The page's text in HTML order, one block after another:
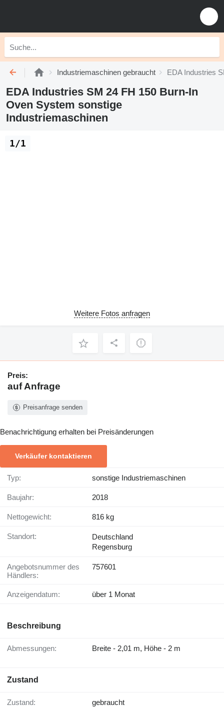
Industriemaschinen gebraucht EDA Industries
EDA Industries SM 24 FH 150 Burn-In
Oven System sonstige
Industriemaschinen
1/1
Weitere Fotos anfragen
Preis:
auf Anfrage
Preisanfrage senden
Benachrichtigung erhalten bei Preisänderungen
Verkäufer kontaktieren
Typ: sonstige Industriemaschinen
Baujahr: 2018
Nettogewicht: 816 kg
Standort:
Deutschland
Regensburg
Angebotsnummer des
Händlers:
757601
Anzeigendatum: über 1 Monat
Beschreibung
Abmessungen: Breite - 2,01 m, Höhe - 2 m
Zustand
Zustand: gebraucht